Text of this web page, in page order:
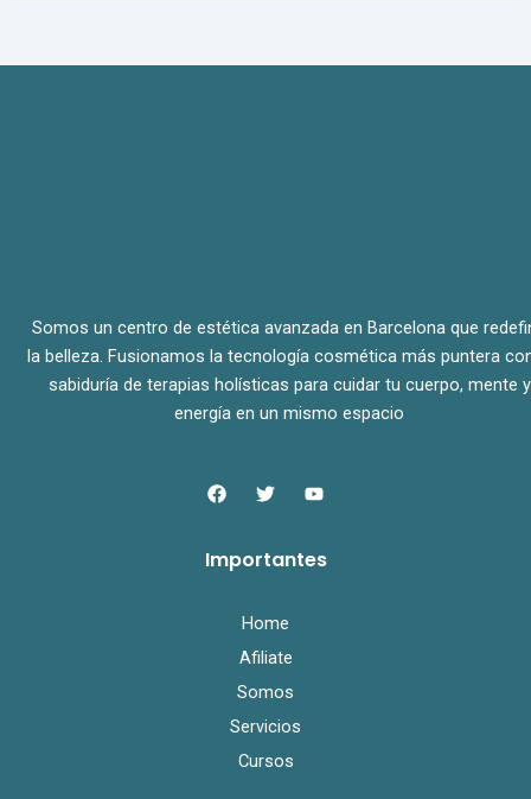
Somos un centro de estética avanzada en Barcelona que
la belleza. Fusionamos la tecnología cosmética más puntera
sabiduría de terapias holísticas para cuidar tu cuerpo, mente y
energía en un mismo espacio
F
a
b
T
w
t
Y
o
u
Importantes
Home
Afiliate
Somos
Servicios
Cursos